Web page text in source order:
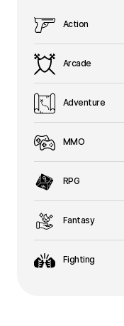
Action
Arcade
Adventure
MMO
RPG
Fantasy
Fighting